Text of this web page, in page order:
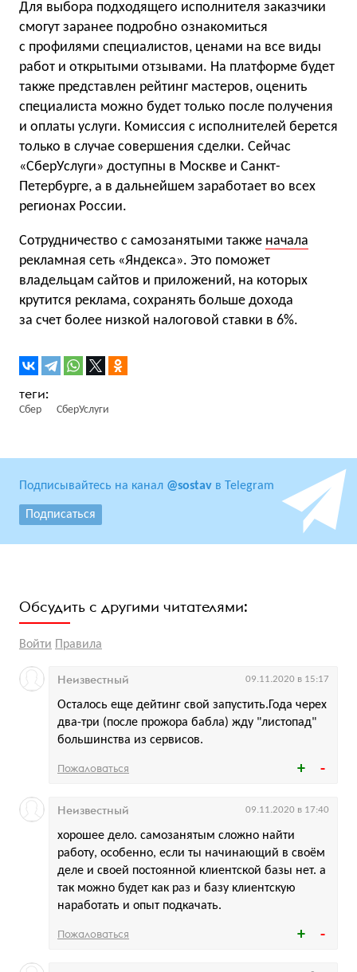
Для выбора подходящего исполнителя заказчики
смогут заранее подробно ознакомиться
с профилями специалистов, ценами на все виды
работ и открытыми отзывами. На платформе будет
также представлен рейтинг мастеров, оценить
специалиста можно будет только после получения
и оплаты услуги. Комиссия с исполнителей берется
только в случае совершения сделки. Сейчас
«СберУслуги» доступны в Москве и Санкт-
Петербурге, а в дальнейшем заработает во всех
регионах России.
Сотрудничество с самозанятыми также начала
рекламная сеть «Яндекса». Это поможет
владельцам сайтов и приложений, на которых
крутится реклама, сохранять больше дохода
за счет более низкой налоговой ставки в 6%.
Сбер СберУслуги
Подписывайтесь на канал @sostav в Telegram
Подписаться
Обсудить с другими читателями:
Войти Правила
Осталось еще дейтинг свой запустить.Года черех
два-три (после прожора бабла) жду "листопад"
большинства из сервисов.
Неизвестный 09.11.2020 в 15:17
Пожаловаться
хорошее дело. самозанятым сложно найти
работу, особенно, если ты начинающий в своём
деле и своей постоянной клиентской базы нет. а
так можно будет как раз и базу клиентскую
наработать и опыт подкачать.
Неизвестный 09.11.2020 в 17:40
Пожаловаться